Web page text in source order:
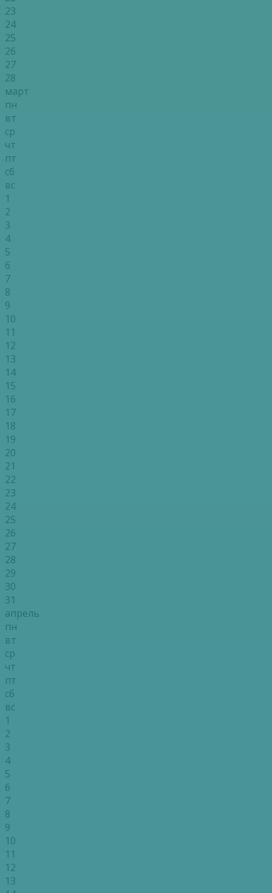
23
24
25
26
27
28
март
пн
вт
ср
чт
пт
сб
вс
1
2
3
4
5
6
7
8
9
10
11
12
13
14
15
16
17
18
19
20
21
22
23
24
25
26
27
28
29
30
31
апрель
пн
вт
ср
чт
пт
сб
вс
1
2
3
4
5
6
7
8
9
10
11
12
13